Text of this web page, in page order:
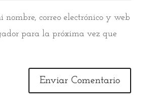
nombre, correo electrónico y web
para la próxima vez que